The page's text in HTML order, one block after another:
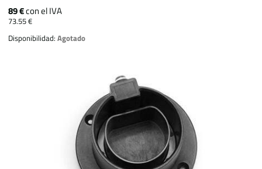
89 €con el IVA
73.55 €
Disponibilidad:Agotado